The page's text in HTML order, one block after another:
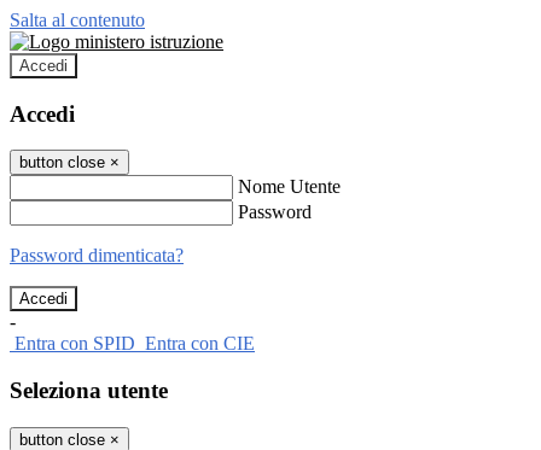
Salta al contenuto
Accedi
Accedi
button close ×
Nome Utente
Password
Password dimenticata?
-
Entra con SPID Entra con CIE
Seleziona utente
button close ×